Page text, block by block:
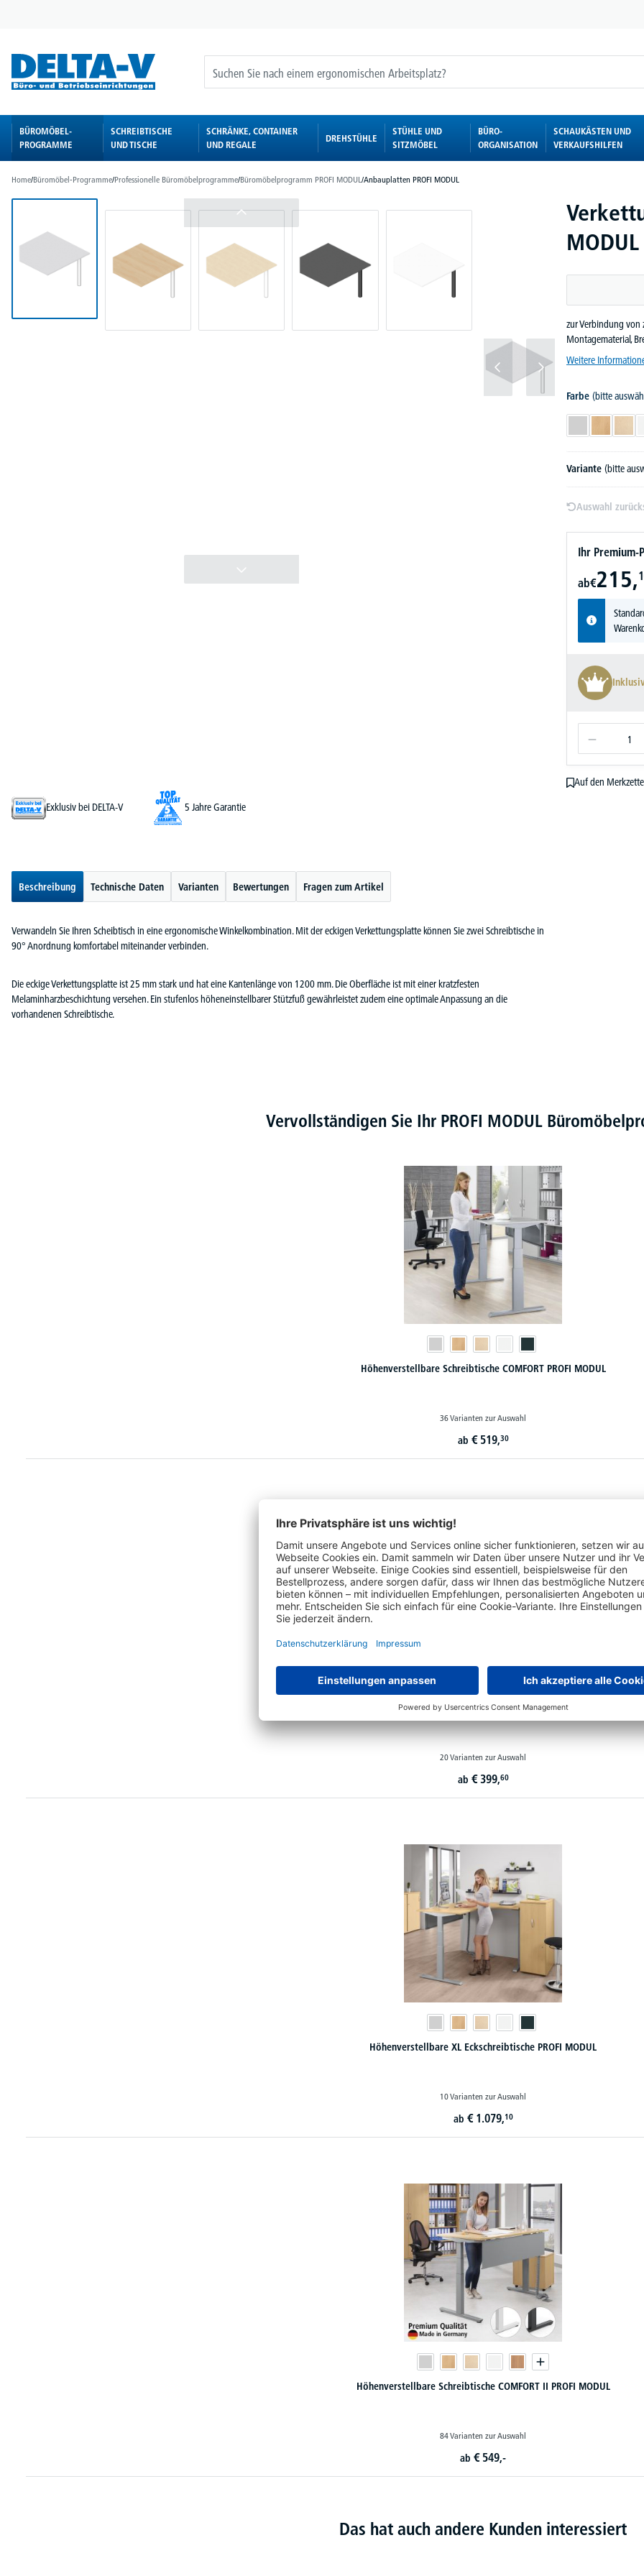
BÜROMÖBEL-
PROGRAMME
SCHREIBTISCHE
UND TISCHE
SCHRÄNKE, CONTAINER
UND REGALE
DREHSTÜHLE
STÜHLE UND
SITZMÖBEL
BÜRO-
ORGANISATION
SCHAUKÄSTEN UND
VERKAUFSHILFEN
Home/Büromöbel-Programme/Professionelle Büromöbelprogramme/Büromöbelprogramm PROFI MODUL/Anbauplatten PROFI MODUL
MODUL
zur Verbindung von
Montagematerial,
Weitere
Farbe (bitte
Variante (bitte
Auswahl
Ihr Premium-
ab€215,
Auf den Merkzettel
Exklusiv bei DELTA-V
5 Jahre Garantie
Beschreibung Technische Daten Varianten Bewertungen Fragen zum Artikel
Verwandeln Sie Ihren Scheibtisch in eine ergonomische Winkelkombination. Mit der eckigen Verkettungsplatte können Sie zwei Schreibtische in
90° Anordnung komfortabel miteinander verbinden.
Die eckige Verkettungsplatte ist 25 mm stark und hat eine Kantenlänge von 1200 mm. Die Oberfläche ist mit einer kratzfesten
Melaminharzbeschichtung versehen. Ein stufenlos höheneinstellbarer Stützfuß gewährleistet zudem eine optimale Anpassung an die
vorhandenen Schreibtische.
Vervollständigen Sie Ihr PROFI MODUL
Höhenverstellbare Schreibtische COMFORT PROFI MODUL
36 Varianten zur Auswahl
ab € 519,30
Höhenverstellbare Schreibtische BASIC PROFI MODUL
20 Varianten zur Auswahl
ab € 399,60
Höhenverstellbare XL Eckschreibtische PROFI MODUL
10 Varianten zur Auswahl
ab € 1.079,10
Höhenverstellbare Schreibtische COMFORT II PROFI MODUL
84 Varianten zur Auswahl
ab € 549,-
Das hat auch andere Kunden interessiert